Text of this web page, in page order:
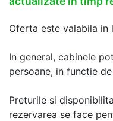
Oferta este valabila
In general, cabinele
persoane, in functie
Preturile si
rezervarea se face